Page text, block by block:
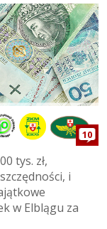
10
tys. zł,
i
w Elblągu za